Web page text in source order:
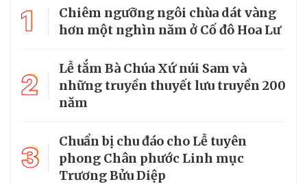
1
Chiêm ngưỡng ngôi chùa dát vàng
hơn một nghìn năm ở Cố đô Hoa Lư
2
Lễ tắm Bà Chúa Xứ núi Sam và
những truyền thuyết lưu truyền 200
năm
3
Chuẩn bị chu đáo cho Lễ tuyên
phong Chân phước Linh mục
Trương Bửu Diệp